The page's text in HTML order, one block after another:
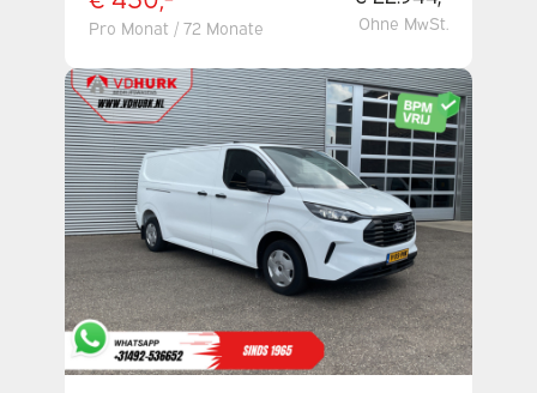
Pro Monat / 72 Monate Ohne MwSt.